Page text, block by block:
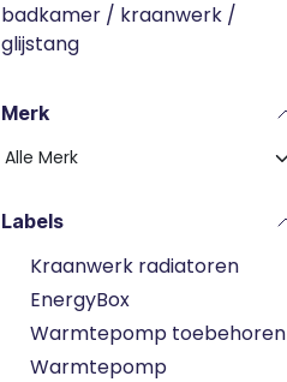
badkamer / kraanwerk /
glijstang
Merk
Labels
Kraanwerk radiatoren
EnergyBox
Warmtepomp toebehoren
Warmtepomp